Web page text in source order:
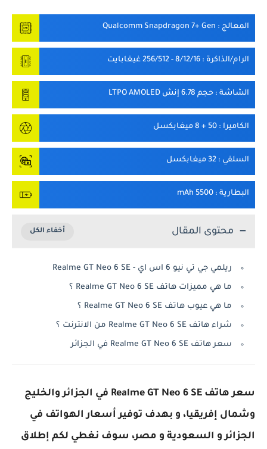
المعالج : Qualcomm Snapdragon 7+ Gen
الرام/الذاكرة : 8/12/16 - 256/512 غيغابايت
الشاشة : حجم 6.78 إنش LTPO AMOLED
الكاميرا : 50 + 8 ميغابكسل
السلفي : 32 ميغابكسل
البطارية : 5500 mAh
محتوى المقال
ريلمي جي تي نيو 6 اس اي - Realme GT Neo 6 SE
ما هي مميزات هاتف Realme GT Neo 6 SE ؟
ما هي عيوب هاتف Realme GT Neo 6 SE ؟
شراء هاتف Realme GT Neo 6 SE من الانترنت ؟
سعر هاتف Realme GT Neo 6 SE في الجزائر
سعر هاتف Realme GT Neo 6 SE في الجزائر والخليج
وشمال إفريقيا، و بهدف توفير أسعار الهواتف في
الجزائر و السعودية و مصر، سوف نغطي لكم إطلاق